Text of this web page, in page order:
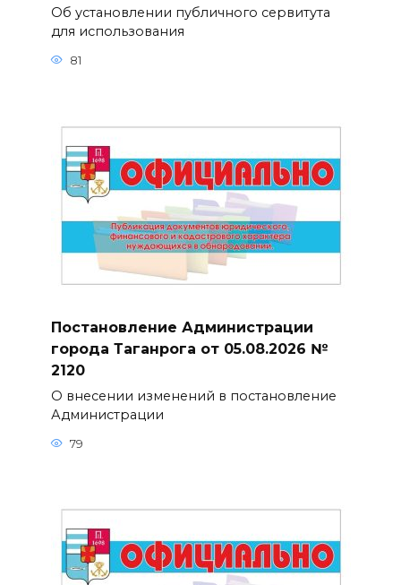
Об установлении публичного сервитута
для использования
81
Постановление Администрации
города Таганрога от 05.08.2026 №
2120
О внесении изменений в постановление
Администрации
79